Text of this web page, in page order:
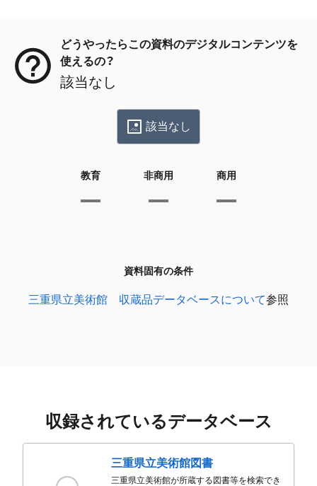
どうやったらこの資料のデジタルコンテンツを
使えるの？
該当なし
該当なし
教育 非商用 商用
資料固有の条件
三重県立美術館 収蔵品データベースについて参照
収録されているデータベース
三重県立美術館図書
三重県立美術館が所蔵する図書等を検索でき